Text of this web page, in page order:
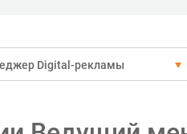
Digital-рекламы